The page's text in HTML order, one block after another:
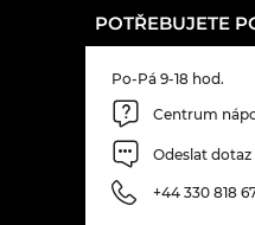
POTŘEBUJETE
Po-Pá 9-18 hod.
Centrum
Odeslat dotaz
+44 330 818